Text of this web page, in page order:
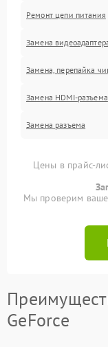
Ремонт цепи питания
Замена
Замена, перепайка
Замена HDMI-разъема
Замена разъема
Цены в прайс-
Мы проверим ваше
GeForce